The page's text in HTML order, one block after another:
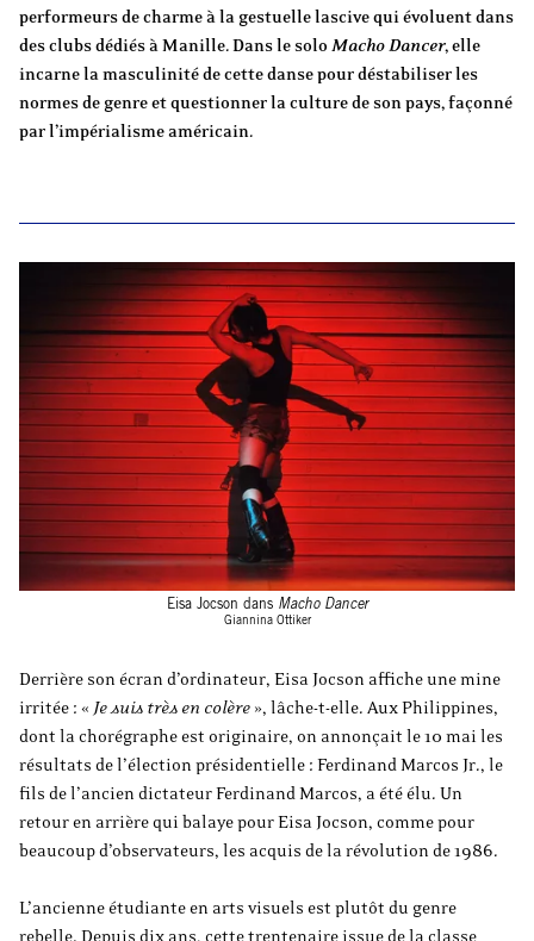
performeurs de charme à la gestuelle lascive qui évoluent dans
des clubs dédiés à Manille. Dans le solo Macho Dancer, elle
incarne la masculinité de cette danse pour déstabiliser les
normes de genre et questionner la culture de son pays, façonné
par l’impérialisme américain.
Eisa Jocson dans Macho Dancer
Giannina Ottiker
Derrière son écran d’ordinateur, Eisa Jocson affiche une mine
irritée : « Je suis très en colère », lâche-t-elle. Aux Philippines,
dont la chorégraphe est originaire, on annonçait le 10 mai les
résultats de l’élection présidentielle : Ferdinand Marcos Jr., le
fils de l’ancien dictateur Ferdinand Marcos, a été élu. Un
retour en arrière qui balaye pour Eisa Jocson, comme pour
beaucoup d’observateurs, les acquis de la révolution de 1986.
L’ancienne étudiante en arts visuels est plutôt du genre
rebelle. Depuis dix ans, cette trentenaire issue de la classe